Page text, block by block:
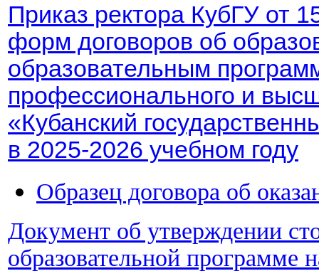
Приказ ректора КубГУ от
форм договоров об
образовательным
профессионального и
«Кубанский
в 2025-2026 учебном году
Образец договора об
Документ об утверждении
образовательной программе